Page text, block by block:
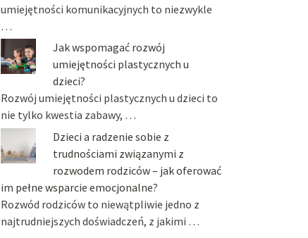
umiejętności komunikacyjnych to niezwykle
…
Jak wspomagać rozwój
umiejętności plastycznych u
dzieci?
Rozwój umiejętności plastycznych u dzieci to
nie tylko kwestia zabawy, …
Dzieci a radzenie sobie z
trudnościami związanymi z
rozwodem rodziców – jak oferować
im pełne wsparcie emocjonalne?
Rozwód rodziców to niewątpliwie jedno z
najtrudniejszych doświadczeń, z jakimi …